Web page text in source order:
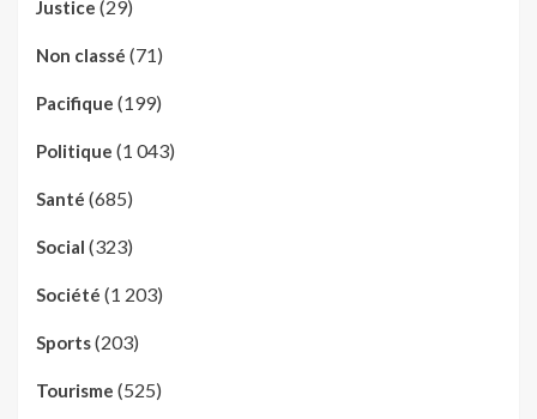
Justice (29)
Non classé (71)
Pacifique (199)
Politique (1 043)
Santé (685)
Social (323)
Société (1 203)
Sports(203)
Tourisme (525)